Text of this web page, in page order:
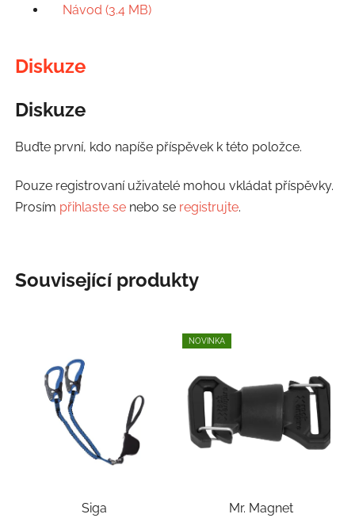
Návod (3.4 MB)
Diskuze
Diskuze
Buďte první, kdo napíše příspěvek k této položce.
Pouze registrovaní uživatelé mohou vkládat příspěvky.
Prosím přihlaste senebo se registrujte.
Související produkty
Siga
NOVINKA
Mr. Magnet